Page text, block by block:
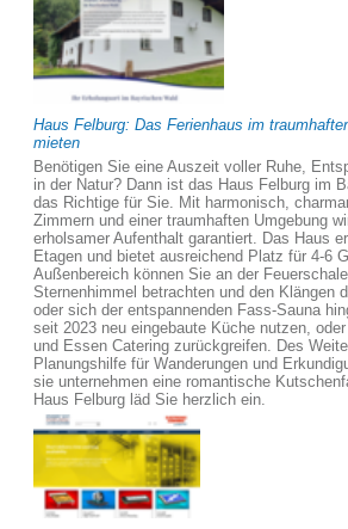
Haus Felburg: Das Ferienhaus im
mieten
Benötigen Sie eine Auszeit voller Ruhe,
in der Natur? Dann ist das Haus Felburg im
das Richtige für Sie. Mit harmonisch,
Zimmern und einer traumhaften Umgebung
erholsamer Aufenthalt garantiert. Das Haus
Etagen und bietet ausreichend Platz für 4-6
Außenbereich können Sie an der
Sternenhimmel betrachten und den Klängen
oder sich der entspannenden Fass-Sauna
seit 2023 neu eingebaute Küche nutzen,
und Essen Catering zurückgreifen. Des
Planungshilfe für Wanderungen und
sie unternehmen eine romantische
Haus Felburg läd Sie herzlich ein.